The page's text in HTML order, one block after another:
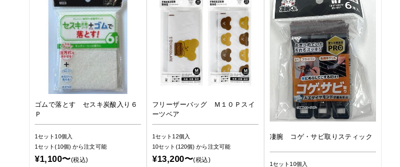
ゴムで落とす セスキ炭酸入り６
Ｐ
1セット10個入
1セット(10個)から注文可能
¥1,100〜(税込)
フリーザーバッグ Ｍ１０Ｐスイ
ーツベア
1セット12個入
10セット(120個)から注文可能
¥13,200〜(税込)
凄腕 コゲ・サビ取りスティック
1セット10個入